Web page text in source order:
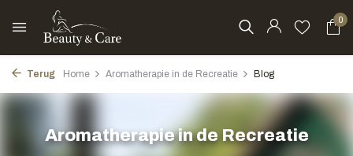
0
Terug Home Aromatherapie in de Recreatie Blog
Aromatherapie in de Recreatie